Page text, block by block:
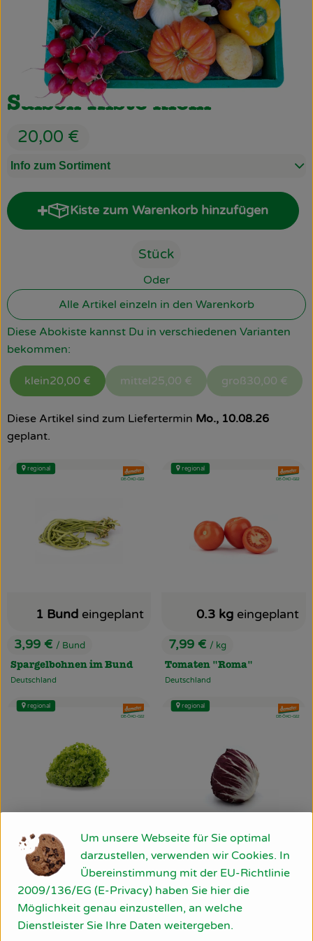
Obst & Gemüse
Käsetheke
Bäckerei
Kühltheke
Tiefkühlprodukte
Naturwaren
Drogerie
Schulen & Kitas
So geht’s
Rezepte
Saison Kiste klein
20,00 €
Info zum Sortiment
Kiste zum Warenkorb hinzufügen
Kiste zum Warenkorb
Stück
Oder
Alle Artikel einzeln in den Warenkorb
Diese Abokiste kannst Du in verschiedenen Varianten
bekommen:
klein20,00 € mittel25,00 € groß30,00 €
Diese Artikel sind zum Liefertermin Mo., 10.08.26
geplant.
, Preis:
3,99 € / Bund
Spargelbohnen im Bund
, Herkunft:
Deutschland
1 Bund eingeplant
, Verband:
, Kontrollstelle:
DE-ÖKO-022
regional
, Preis:
7,99 € / kg
Tomaten "Roma"
, Herkunft:
Deutschland
0.3 kg eingeplant
,
, Kontrollstelle:
DE-ÖKO-022
regional
, Preis:
2,69 €/ Stück
Salat Batavia grün
, Herkunft:
eigene Produktion
1 Stückeingeplant
, Verband:
, Kontrollstelle:
DE-ÖKO-022
regional
, Preis:
2,89 €/ Stück
Radicchio Stück
1 Stückeingeplant
,
, Kontrollstelle:
DE-ÖKO-022
regional
Um unsere Webseite für Sie optimal
darzustellen, verwenden wir Cookies. In
Übereinstimmung mit der EU-Richtlinie
2009/136/EG (E-Privacy) haben Sie hier die
Möglichkeit genau einzustellen, an welche
Dienstleister Sie Ihre Daten weitergeben.